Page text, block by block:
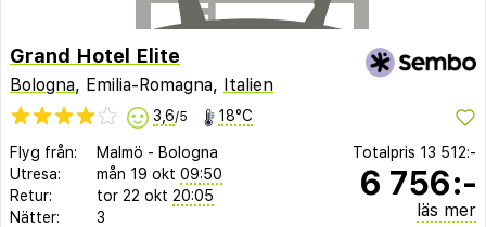
Grand Hotel Elite
Bologna, Emilia-Romagna, Italien
3,6/5 18°C
Flyg från: Malmö - Bologna
Utresa:
mån 19 okt 09:50
Retur:
tor 22 okt 20:05
Nätter:
3
Totalpris 13 512:-
6 756:-
läs mer